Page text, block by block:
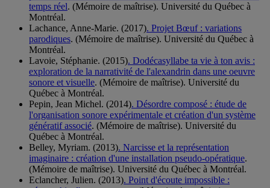
temps réel. (Mémoire de maîtrise). Université du Québec à
Montréal.
Lachance, Anne-Marie. (2017). Projet Bœuf : variations
parodiques. (Mémoire de maîtrise). Université du Québec à
Montréal.
Lavoie, Stéphanie. (2015). Dodécasyllabe ta vie à ton avis :
exploration de la narrativité de l'alexandrin dans une oeuvre
sonore et visuelle. (Mémoire de maîtrise). Université du
Québec à Montréal.
Pepin, Jean Michel. (2014). Désordre composé : étude de
l'organisation sonore expérimentale et création d'un système
génératif associé. (Mémoire de maîtrise). Université du
Québec à Montréal.
Belley, Myriam. (2013). Narcisse et la représentation
imaginaire : création d'une installation pseudo-opératique.
(Mémoire de maîtrise). Université du Québec à Montréal.
Eclancher, Julien. (2013). Point d'écoute impossible :